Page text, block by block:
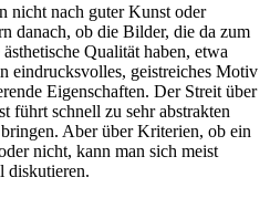
nicht nach guter Kunst oder
danach, ob die Bilder, die da zum
Qualität haben, etwa
eindrucksvolles, geistreiches Motiv
Eigenschaften. Der Streit über
führt schnell zu sehr abstrakten
Aber über Kriterien, ob ein
nicht, kann man sich meist
diskutieren.